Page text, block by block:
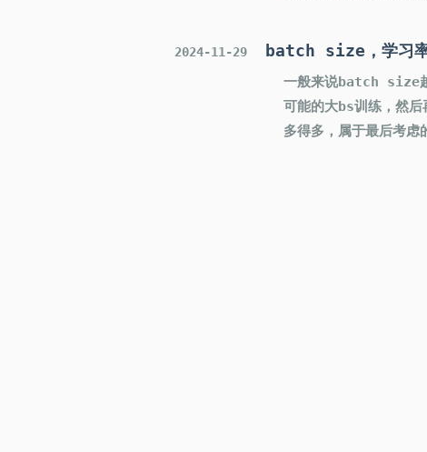
2024-11-29 batch size，学习
一般来说batch size越
可能的大bs训练，然
多得多，属于最后考